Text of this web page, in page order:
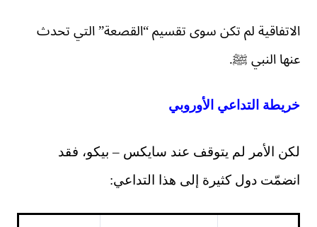
الاتفاقية لم تكن سوى تقسيم “القصعة” التي تحدث
عنها النبي ﷺ.
خريطة التداعي الأوروبي
لكن الأمر لم يتوقف عند سايكس – بيكو، فقد
انضمّت دول كثيرة إلى هذا التداعي: